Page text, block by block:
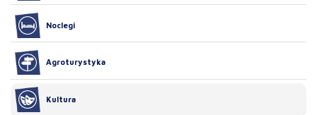
Noclegi
Agroturystyka
Kultura